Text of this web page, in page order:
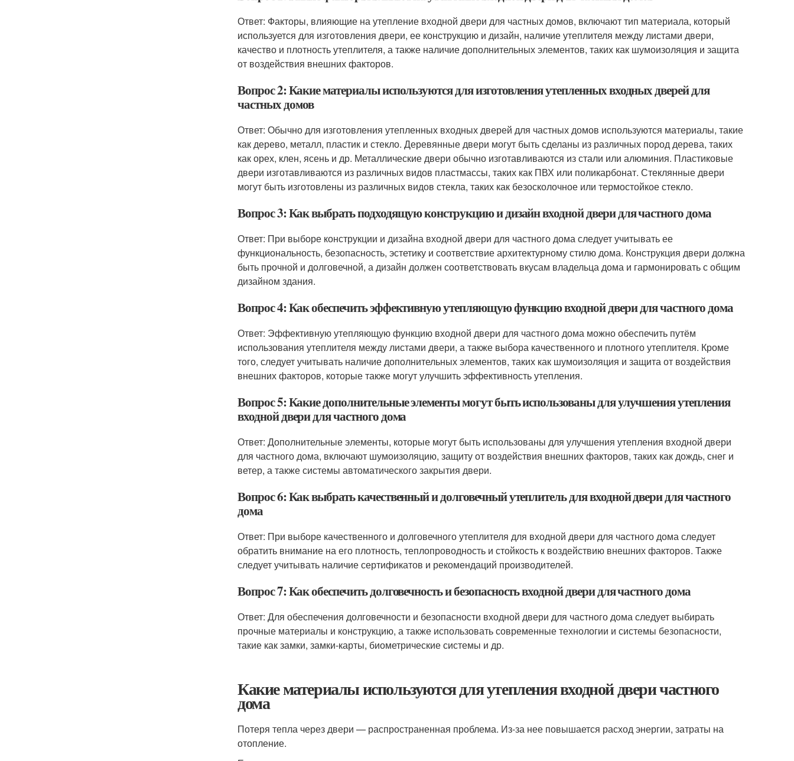
Ответ: Факторы, влияющие на утепление входной двери для частных домов, включают тип материала, который
используется для изготовления двери, ее конструкцию и дизайн, наличие утеплителя между листами двери,
качество и плотность утеплителя, а также наличие дополнительных элементов, таких как шумоизоляция и защита
от воздействия внешних факторов.
Вопрос 2: Какие материалы используются для изготовления утепленных входных дверей для
частных домов
Ответ: Обычно для изготовления утепленных входных дверей для частных домов используются материалы, такие
как дерево, металл, пластик и стекло. Деревянные двери могут быть сделаны из различных пород дерева, таких
как орех, клен, ясень и др. Металлические двери обычно изготавливаются из стали или алюминия. Пластиковые
двери изготавливаются из различных видов пластмассы, таких как ПВХ или поликарбонат. Стеклянные двери
могут быть изготовлены из различных видов стекла, таких как безосколочное или термостойкое стекло.
Вопрос 3: Как выбрать подходящую конструкцию и дизайн входной двери для частного дома
Ответ: При выборе конструкции и дизайна входной двери для частного дома следует учитывать ее
функциональность, безопасность, эстетику и соответствие архитектурному стилю дома. Конструкция двери должна
быть прочной и долговечной, а дизайн должен соответствовать вкусам владельца дома и гармонировать с общим
дизайном здания.
Вопрос 4: Как обеспечить эффективную утепляющую функцию входной двери для частного дома
Ответ: Эффективную утепляющую функцию входной двери для частного дома можно обеспечить путём
использования утеплителя между листами двери, а также выбора качественного и плотного утеплителя. Кроме
того, следует учитывать наличие дополнительных элементов, таких как шумоизоляция и защита от воздействия
внешних факторов, которые также могут улучшить эффективность утепления.
Вопрос 5: Какие дополнительные элементы могут быть использованы для улучшения утепления
входной двери для частного дома
Ответ: Дополнительные элементы, которые могут быть использованы для улучшения утепления входной двери
для частного дома, включают шумоизоляцию, защиту от воздействия внешних факторов, таких как дождь, снег и
ветер, а также системы автоматического закрытия двери.
Вопрос 6: Как выбрать качественный и долговечный утеплитель для входной двери для частного
дома
Ответ: При выборе качественного и долговечного утеплителя для входной двери для частного дома следует
обратить внимание на его плотность, теплопроводность и стойкость к воздействию внешних факторов. Также
следует учитывать наличие сертификатов и рекомендаций производителей.
Вопрос 7: Как обеспечить долговечность и безопасность входной двери для частного дома
Ответ: Для обеспечения долговечности и безопасности входной двери для частного дома следует выбирать
прочные материалы и конструкцию, а также использовать современные технологии и системы безопасности,
такие как замки, замки-карты, биометрические системы и др.
Какие материалы используются для утепления входной двери частного
дома
Потеря тепла через двери — распространенная проблема. Из-за нее повышается расход энергии, затраты на
отопление.